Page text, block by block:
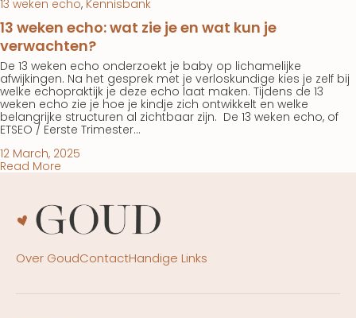
13 weken echo, Kennisbank
13 weken echo: wat zie je en wat kun je
verwachten?
De 13 weken echo onderzoekt je baby op lichamelijke
afwijkingen. Na het gesprek met je verloskundige kies je zelf bij
welke echopraktijk je deze echo laat maken. Tijdens de 13
weken echo zie je hoe je kindje zich ontwikkelt en welke
belangrijke structuren al zichtbaar zijn. De 13 weken echo, of
ETSEO / Eerste Trimester…
12 March, 2025
Read More
Over GoudContactHandige Links